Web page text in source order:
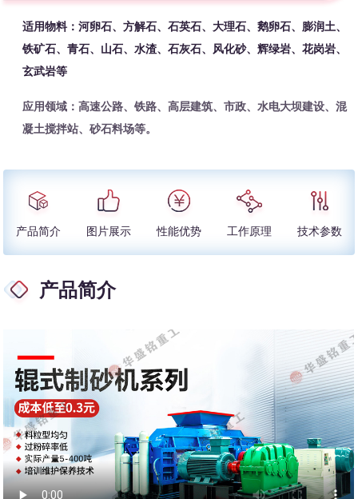
适用物料：河卵石、方解石、石英石、大理石、鹅卵石、膨润土、
铁矿石、青石、山石、水渣、石灰石、风化砂、辉绿岩、花岗岩、
玄武岩等
应用领域：高速公路、铁路、高层建筑、市政、水电大坝建设、混
凝土搅拌站、砂石料场等。
产品简介 图片展示 性能优势 工作原理 技术参数
产品简介